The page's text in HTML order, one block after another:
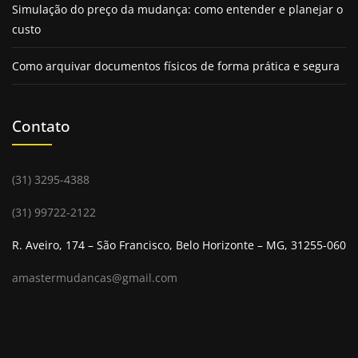
Com mais de 30 anos deexperiência em guarda
móveis
pela excelência no atendimento e pelo domínio
técnico em operações complexas.
Ao longo dessas décadas, aprimorou processos e
mais segurança e agilidade em cada serviço.
Aempresa de guarda móveis
soluções sob medida, realizando içamentos seguros e
eficientes para condomínios, empresas e residências.
referência no setor, reconhecida pela confiabilidade e
Belo Horizonte.
Simulação do preço da mudança: como entender e planejar o
custo
Como arquivar documentos físicos de forma prática e segura
Contato
(31) 3295-4388
(31) 99722-2122
R. Aveiro, 174 – São Francisco, Belo Horizonte – MG, 31255-060
amastermudancas@gmail.com